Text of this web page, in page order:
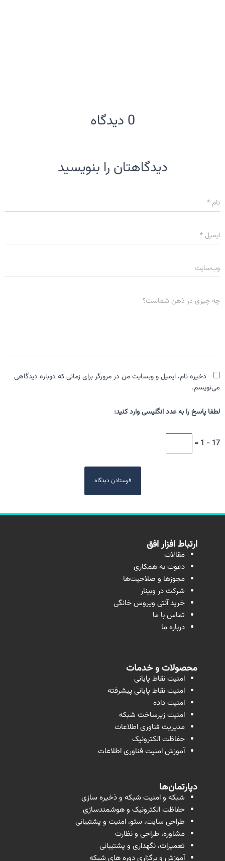
0 دیدگاه
دیدگاهتان را بنویسید
نام*
ایمیل*
وب‌سایت
چه چیزی در ذهن شماست؟
ذخیره نام، ایمیل و وبسایت من در مرورگر برای زمانی که دوباره دیدگاهی
می‌نویسم.
لطفا پاسخ را به عدد انگلیسی وارد کنید:
17 − 1 =
ارتباط افزار افق
مقالات
دعوت به همکاری
مجوزها و صلاحیت‌ها
شرکت در وبینار
خرید آنتی ویروس خانگی
تماس با ما
درباره ما
محصولات و خدمات
امنیت نقاط پایانی
امنیت نقاط پایانی پیشرفته
امنیت داده
امنیت زیرساخت شبکه
مدیریت فناوری اطلاعات
حفاظت الکترونیک
آموزش امنیت فناوری اطلاعات
دپارتمان‌ها
شبکه و امنیت شبکه و ذخیره سازی
حفاظت الکترونیک و هوشمندسازی
طراحی سایت، سئو، امنیت و پشتیبانی
مشاوره، طراحی و نظارت
تعمیرات، نگهداری و پشتیبانی
آموزش و برگزاری دوره های شبکه